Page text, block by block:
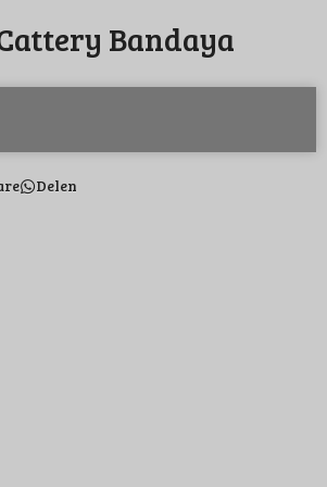
Bandaya
Delen